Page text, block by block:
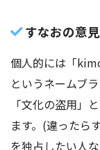
すなおの意見
個人的には「
というネームブ
「文化の盗用」
ます。(違ったら
を独占したい人